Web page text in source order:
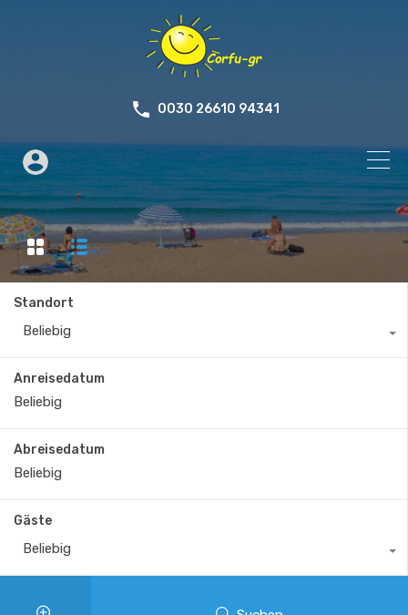
0030 26610 94341
Standort
Beliebig
Anreisedatum
Abreisedatum
Gäste
Beliebig